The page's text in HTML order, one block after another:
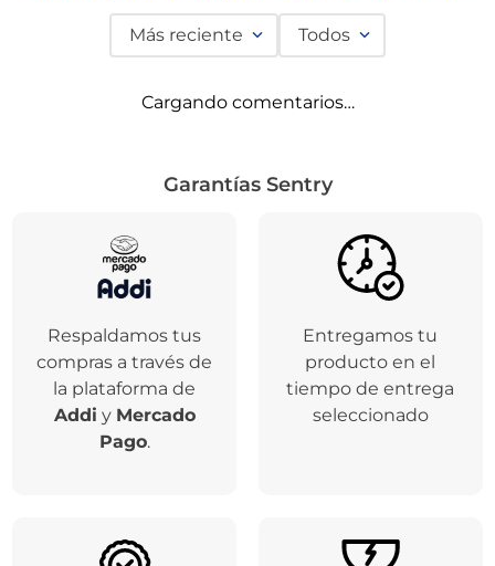
Más reciente Todos
Cargando comentarios…
Garantías Sentry
Respaldamos tus
compras a través de
la plataforma de
Addi y Mercado
Pago.
Entregamos tu
producto en el
tiempo de entrega
seleccionado